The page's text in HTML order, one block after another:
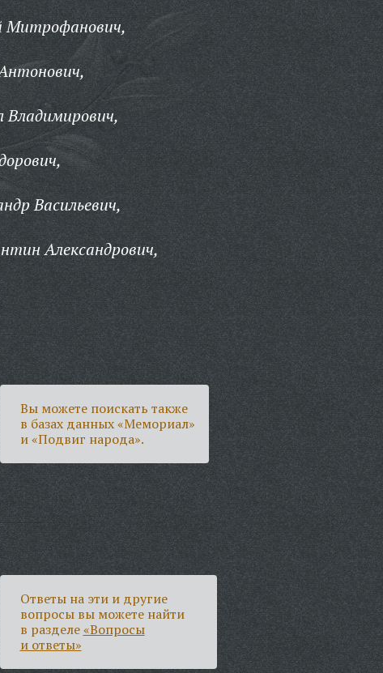
Митрофанович,
Васильевич,
Александрович,
Вы можете поискать также
в базах данных «Мемориал»
и «Подвиг народа».
Ответы на эти и другие
вопросы вы можете найти
в разделе«Вопросы
и ответы»